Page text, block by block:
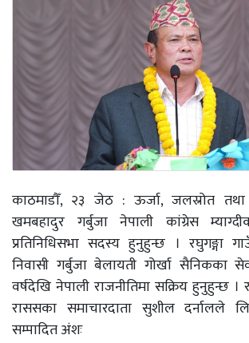
काठमाडौँ, २३ जेठ : ऊर्जा, जलस्रोत तथा
खमबहादुर गर्बुजा नेपाली कांग्रेस
प्रतिनिधिसभा सदस्य हुनुहुन्छ । रघुगङ्गा
निवासी गर्बुजा बेलायती गोर्खा सैनिकका
वर्षदेखि नेपाली राजनीतिमा सक्रिय हुनुहुन्छ ।
राससका समाचारदाता सुशील दर्नालले
सम्पादित अंशः